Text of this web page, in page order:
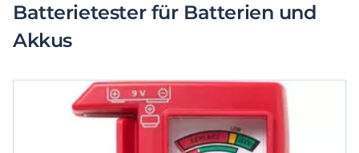
Batterietester für Batterien und
Akkus